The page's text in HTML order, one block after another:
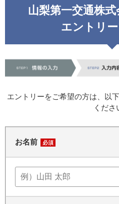
山梨第一交通株
エントリ
エントリーをご希望の方は、以
くださ
お名前 必須